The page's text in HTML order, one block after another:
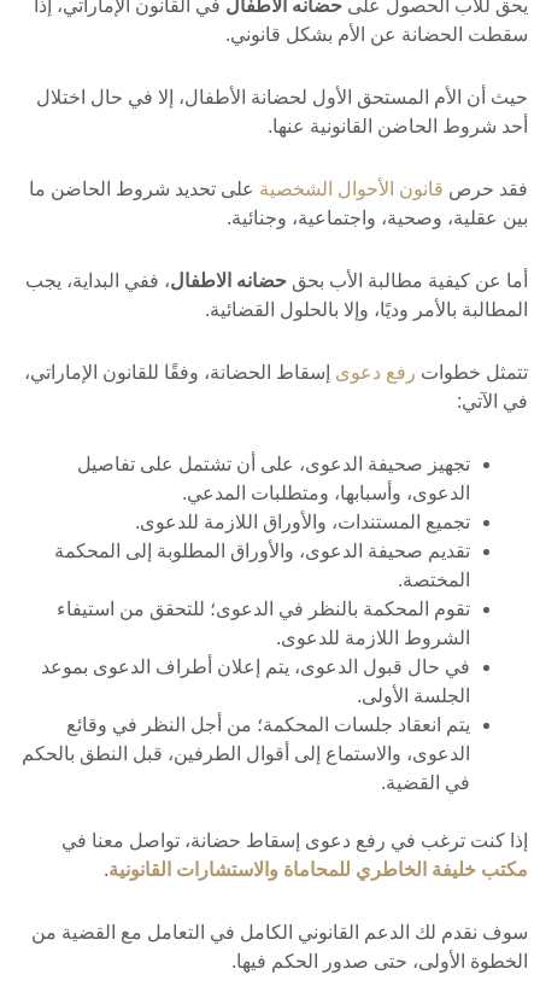
يحق للأب الحصول على حضانه الاطفال في القانون الإماراتي، إذا
سقطت الحضانة عن الأم بشكل قانوني.
حيث أن الأم المستحق الأول لحضانة الأطفال، إلا في حال اختلال
أحد شروط الحاضن القانونية عنها.
فقد حرص قانون الأحوال الشخصية على تحديد شروط الحاضن ما
بين عقلية، وصحية، واجتماعية، وجنائية.
أما عن كيفية مطالبة الأب بحق حضانه الاطفال، ففي البداية، يجب
المطالبة بالأمر وديًا، وإلا بالحلول القضائية.
تتمثل خطوات رفع دعوى إسقاط الحضانة، وفقًا للقانون الإماراتي،
في الآتي:
تجهيز صحيفة الدعوى، على أن تشتمل على تفاصيل
الدعوى، وأسبابها، ومتطلبات المدعي.
تجميع المستندات، والأوراق اللازمة للدعوى.
تقديم صحيفة الدعوى، والأوراق المطلوبة إلى المحكمة
المختصة.
تقوم المحكمة بالنظر في الدعوى؛ للتحقق من استيفاء
الشروط اللازمة للدعوى.
في حال قبول الدعوى، يتم إعلان أطراف الدعوى بموعد
الجلسة الأولى.
يتم انعقاد جلسات المحكمة؛ من أجل النظر في وقائع
الدعوى، والاستماع إلى أقوال الطرفين، قبل النطق بالحكم
في القضية.
إذا كنت ترغب في رفع دعوى إسقاط حضانة، تواصل معنا في
مكتب خليفة الخاطري للمحاماة والاستشارات القانونية.
سوف نقدم لك الدعم القانوني الكامل في التعامل مع القضية من
الخطوة الأولى، حتى صدور الحكم فيها.